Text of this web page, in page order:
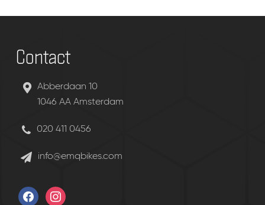
Contact
Abberdaan 10
1046 AA Amsterdam
020 411 0456
info@emqbikes.com
facebookinstagram